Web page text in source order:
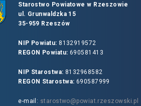
Starostwo Powiatowe w Rzeszowie
ul. Grunwaldzka 15
35-959 Rzeszów
NIP Powiatu: 8132919572
REGON Powiatu: 690581413
NIP Starostwa: 8132968582
REGON Starostwa: 690587999
e-mail: starostwo@powiat.rzeszowski.pl